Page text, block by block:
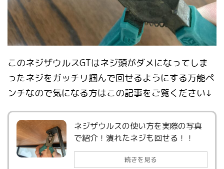
このネジザウルスGTはネジ頭がダメになってしま
ったネジをガッチリ掴んで回せるようにする万能ペ
ンチなので気になる方はこの記事をご覧ください↓
ネジザウルスの使い方を実際の写真
で紹介！潰れたネジも回せる！！
続きを見る